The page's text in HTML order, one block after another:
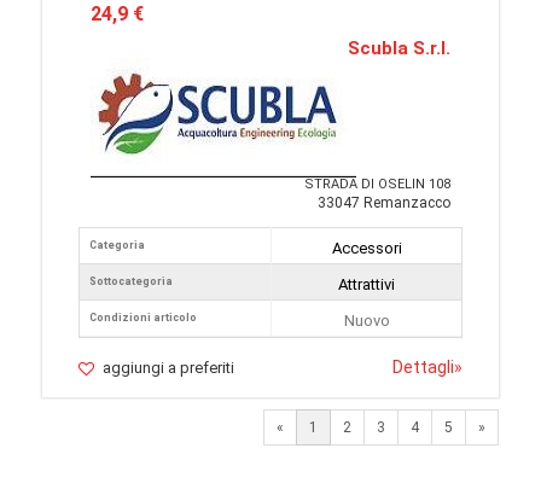
24,9 €
Scubla S.r.l.
STRADA DI OSELIN 108
33047 Remanzacco
Categoria
Sottocategoria
Condizioni articolo
Accessori
Attrattivi
Nuovo
aggiungi a preferiti Dettagli»
« 1 2 3 4 5 »